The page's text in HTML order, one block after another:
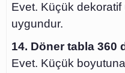
Evet. Küçük dekoratif
uygundur.
14. Döner tabla 360
Evet. Küçük